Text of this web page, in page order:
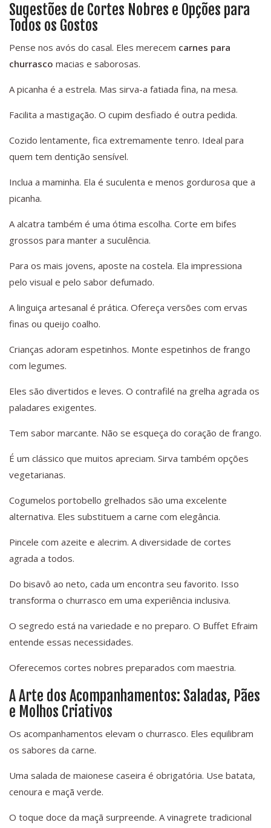
Sugestões de Cortes Nobres e Opções para
Todos os Gostos
Pense nos avós do casal. Eles merecem carnes para
churrasco macias e saborosas.
A picanha é a estrela. Mas sirva-a fatiada fina, na mesa.
Facilita a mastigação. O cupim desfiado é outra pedida.
Cozido lentamente, fica extremamente tenro. Ideal para
quem tem dentição sensível.
Inclua a maminha. Ela é suculenta e menos gordurosa que a
picanha.
A alcatra também é uma ótima escolha. Corte em bifes
grossos para manter a suculência.
Para os mais jovens, aposte na costela. Ela impressiona
pelo visual e pelo sabor defumado.
A linguiça artesanal é prática. Ofereça versões com ervas
finas ou queijo coalho.
Crianças adoram espetinhos. Monte espetinhos de frango
com legumes.
Eles são divertidos e leves. O contrafilé na grelha agrada os
paladares exigentes.
Tem sabor marcante. Não se esqueça do coração de frango.
É um clássico que muitos apreciam. Sirva também opções
vegetarianas.
Cogumelos portobello grelhados são uma excelente
alternativa. Eles substituem a carne com elegância.
Pincele com azeite e alecrim. A diversidade de cortes
agrada a todos.
Do bisavô ao neto, cada um encontra seu favorito. Isso
transforma o churrasco em uma experiência inclusiva.
O segredo está na variedade e no preparo. O Buffet Efraim
entende essas necessidades.
Oferecemos cortes nobres preparados com maestria.
A Arte dos Acompanhamentos: Saladas, Pães
e Molhos Criativos
Os acompanhamentos elevam o churrasco. Eles equilibram
os sabores da carne.
Uma salada de maionese caseira é obrigatória. Use batata,
cenoura e maçã verde.
O toque doce da maçã surpreende. A vinagrete tradicional